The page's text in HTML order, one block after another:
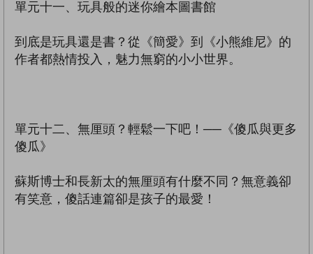
單元十一、玩具般的迷你繪本圖書館
到底是玩具還是書？從《簡愛》到《小熊維尼》的
作者都熱情投入，魅力無窮的小小世界。
單元十二、無厘頭？輕鬆一下吧！──《傻瓜與更多
傻瓜》
蘇斯博士和長新太的無厘頭有什麼不同？無意義卻
有笑意，傻話連篇卻是孩子的最愛！